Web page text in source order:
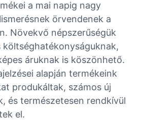
a mai napig nagy
örvendenek a
Növekvő népszerűségük
költséghatékonyságuknak,
áruknak is köszönhető.
alapján termékeink
produkáltak, számos új
és természetesen rendkívül
el.